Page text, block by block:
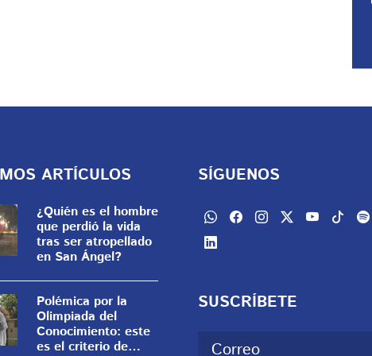
ARTÍCULOS
¿Quién es el hombre
que perdió la vida
tras ser atropellado
en San Ángel?
Polémica por la
Olimpiada del
Conocimiento: este
es el criterio de
SÍGUENOS
SUSCRÍBETE